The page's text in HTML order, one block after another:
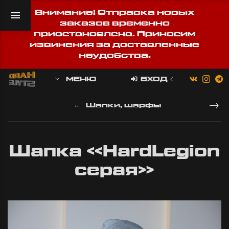
Внимание! Отправка новых
заказов временно
приостановлена. Приносим
извинения за доставленные
неудобства.
МЕНЮ ВХОД
Шапки, шарфы
Шапка «HardLegion
серая»